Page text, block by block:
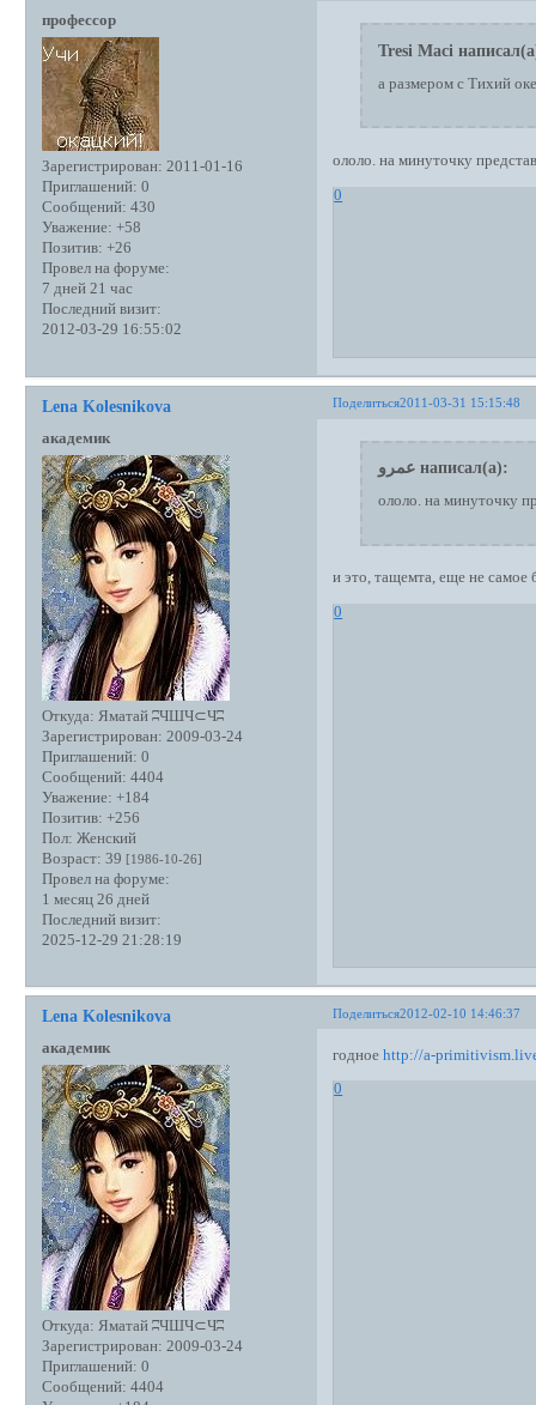
профессор
Зарегистрирован: 2011-01-16
Приглашений: 0
Сообщений: 430
Уважение: +58
Позитив: +26
Провел на форуме:
7 дней 21 час
Последний визит:
2012-03-29 16:55:02
Tresi Maci
а размером с Тихий
ололо. на минуточку
0
Поделиться2011-03-31 15:15:48
Lena Kolesnikova
академик
Откуда: Яматай ʭЧШЧ⊂Чʭ
Зарегистрирован: 2009-03-24
Приглашений: 0
Сообщений: 4404
Уважение: +184
Позитив: +256
Пол: Женский
Возраст: 39 [1986-10-26]
Провел на форуме:
1 месяц 26 дней
Последний визит:
2025-12-29 21:28:19
عمرو написал(а):
ололо. на минуточку
и это, тащемта, еще не самое
0
Поделиться2012-02-10 14:46:37
Lena Kolesnikova
академик
Откуда: Яматай ʭЧШЧ⊂Чʭ
Зарегистрирован: 2009-03-24
Приглашений: 0
Сообщений: 4404
годноеhttp://a-
0